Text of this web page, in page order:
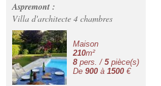
Aspremont :
Villa d'architecte 4 chambres
Maison
210m²
8pers. / 5pièce(s)
De 900 à 1500 €